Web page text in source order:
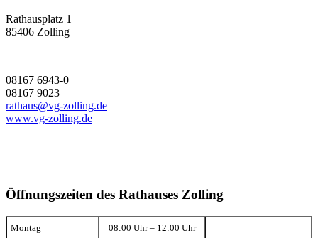
Rathausplatz 1
85406 Zolling
08167 6943-0
08167 9023
rathaus@vg-zolling.de
www.vg-zolling.de
Öffnungszeiten des Rathauses Zolling
Montag 08:00 Uhr – 12:00 Uhr